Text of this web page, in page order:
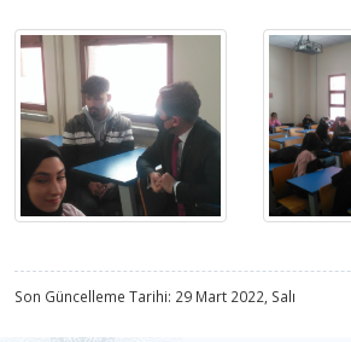
Son Güncelleme Tarihi: 29 Mart 2022, Salı